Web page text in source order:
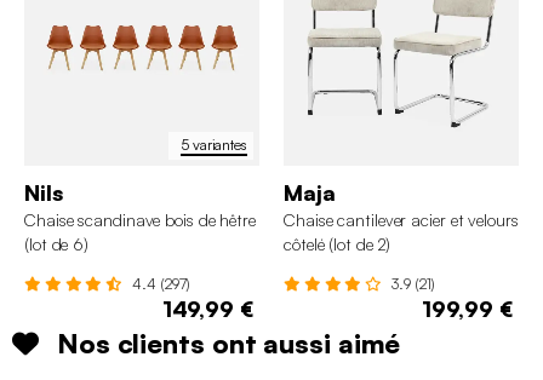
5 variantes
Nils
Chaise scandinave bois de hêtre
(lot de 6)
4.4 (297)
149,99 €
Maja
Chaise cantilever acier et velours
côtelé (lot de 2)
3.9 (21)
199,99 €
Nos clients ont aussi aimé